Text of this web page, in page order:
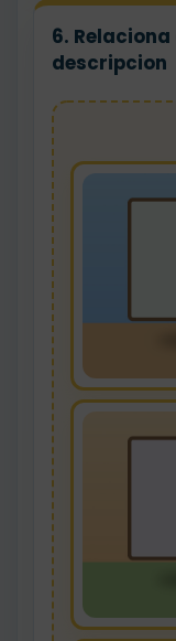
6.
descripcion